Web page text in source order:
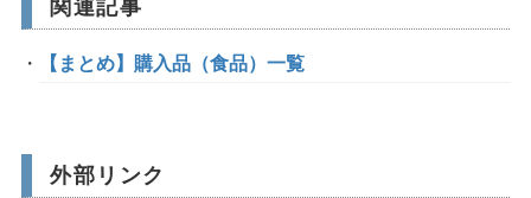
関連記事
【まとめ】購入品（食品）一覧
外部リンク